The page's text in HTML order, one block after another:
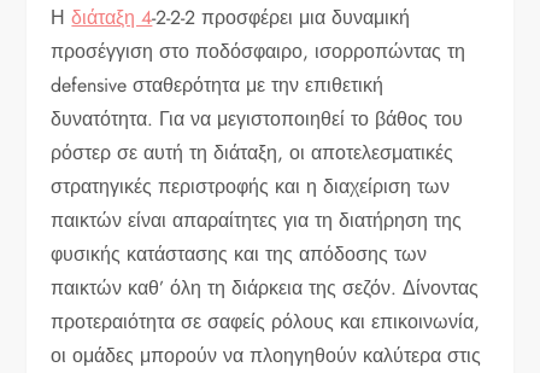
Ηδιάταξη 4-2-2-2 προσφέρει μια δυναμική
προσέγγιση στο ποδόσφαιρο, ισορροπώντας τη
defensive σταθερότητα με την επιθετική
δυνατότητα. Για να μεγιστοποιηθεί το βάθος του
ρόστερ σε αυτή τη διάταξη, οι αποτελεσματικές
στρατηγικές περιστροφής και η διαχείριση των
παικτών είναι απαραίτητες για τη διατήρηση της
φυσικής κατάστασης και της απόδοσης των
παικτών καθ’ όλη τη διάρκεια της σεζόν. Δίνοντας
προτεραιότητα σε σαφείς ρόλους και επικοινωνία,
οι ομάδες μπορούν να πλοηγηθούν καλύτερα στις